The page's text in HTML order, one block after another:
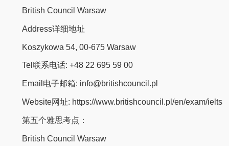
British Council Warsaw
Address详细地址
Koszykowa 54, 00-675 Warsaw
Tel联系电话: +48 22 695 59 00
Email电子邮箱: info@britishcouncil.pl
Website网址: https://www.britishcouncil.pl/en/exam/ielts
第五个雅思考点：
British Council Warsaw